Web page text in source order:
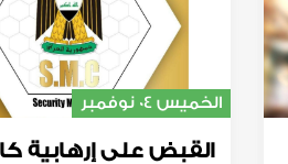
الخميس 04 نوفمبر
القبض على إرهابية